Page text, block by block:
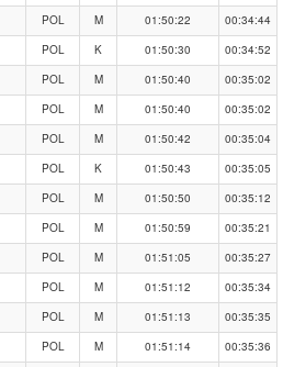
POL M 01:50:22
00:34:44
POL K 01:50:30
00:34:52
POL M 01:50:40
00:35:02
POL M 01:50:40
00:35:02
POL M 01:50:42
00:35:04
POL K 01:50:43
00:35:05
POL M 01:50:50
00:35:12
POL M 01:50:59
00:35:21
POL M 01:51:05
00:35:27
POL M 01:51:12
00:35:34
POL M 01:51:13
00:35:35
POL M 01:51:14
00:35:36